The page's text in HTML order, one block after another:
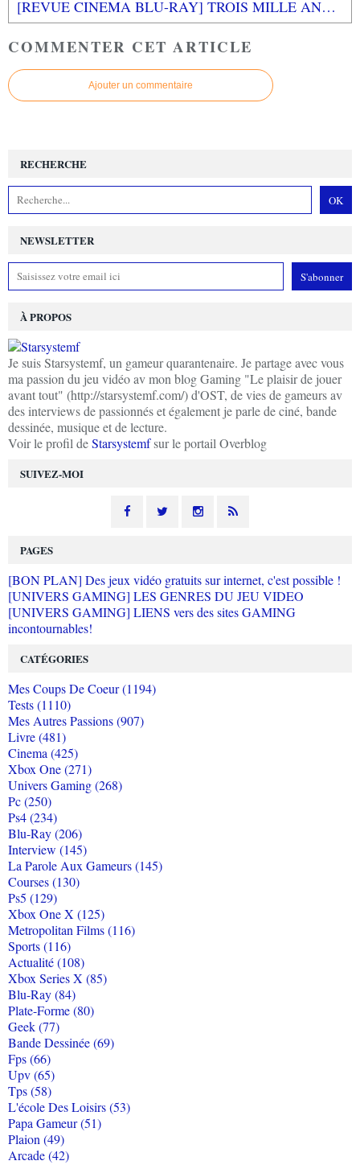
[REVUE CINEMA BLU-RAY] TROIS MILLE ANS A T'ATTENDRE
COMMENTER CET ARTICLE
Ajouter un commentaire
NEWSLETTER
SUIVEZ-MOI
RECHERCHE
À PROPOS
Je suis Starsystemf, un gameur quarantenaire. Je partage avec vous
ma passion du jeu vidéo av mon blog Gaming "Le plaisir de jouer
avant tout" (http://starsystemf.com/) d'OST, de vies de gameurs av
des interviews de passionnés et également je parle de ciné, bande
dessinée, musique et de lecture.
Voir le profil deStarsystemfsur le portail Overblog
PAGES
[BON PLAN] Des jeux vidéo gratuits sur internet, c'est possible !
[UNIVERS GAMING] LES GENRES DU JEU VIDEO
[UNIVERS GAMING] LIENS vers des sites GAMING
incontournables!
CATÉGORIES
Mes Coups De Coeur (1194)
Tests (1110)
Mes Autres Passions (907)
Livre (481)
Cinema (425)
Xbox One (271)
Univers Gaming (268)
Pc (250)
Ps4 (234)
Blu-Ray (206)
Interview (145)
La Parole Aux Gameurs (145)
Courses (130)
Ps5 (129)
Xbox One X (125)
Metropolitan Films (116)
Sports (116)
Actualité (108)
Xbox Series X (85)
Blu-Ray (84)
Plate-Forme (80)
Geek (77)
Bande Dessinée (69)
Fps (66)
Upv (65)
Tps (58)
L'école Des Loisirs (53)
Papa Gameur (51)
Plaion (49)
Arcade (42)